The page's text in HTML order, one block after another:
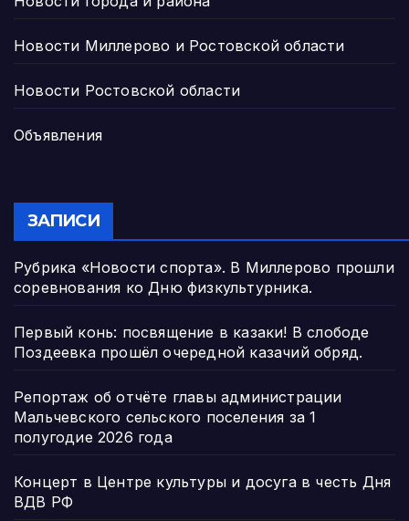
Новости Миллерово и Ростовской области
Новости Ростовской области
Объявления
ЗАПИСИ
Рубрика «Новости спорта». В Миллерово прошли
соревнования ко Дню физкультурника.
Первый конь: посвящение в казаки! В слободе
Поздеевка прошёл очередной казачий обряд.
Репортаж об отчёте главы администрации
Мальчевского сельского поселения за 1
полугодие 2026 года
Концерт в Центре культуры и досуга в честь Дня
ВДВ РФ